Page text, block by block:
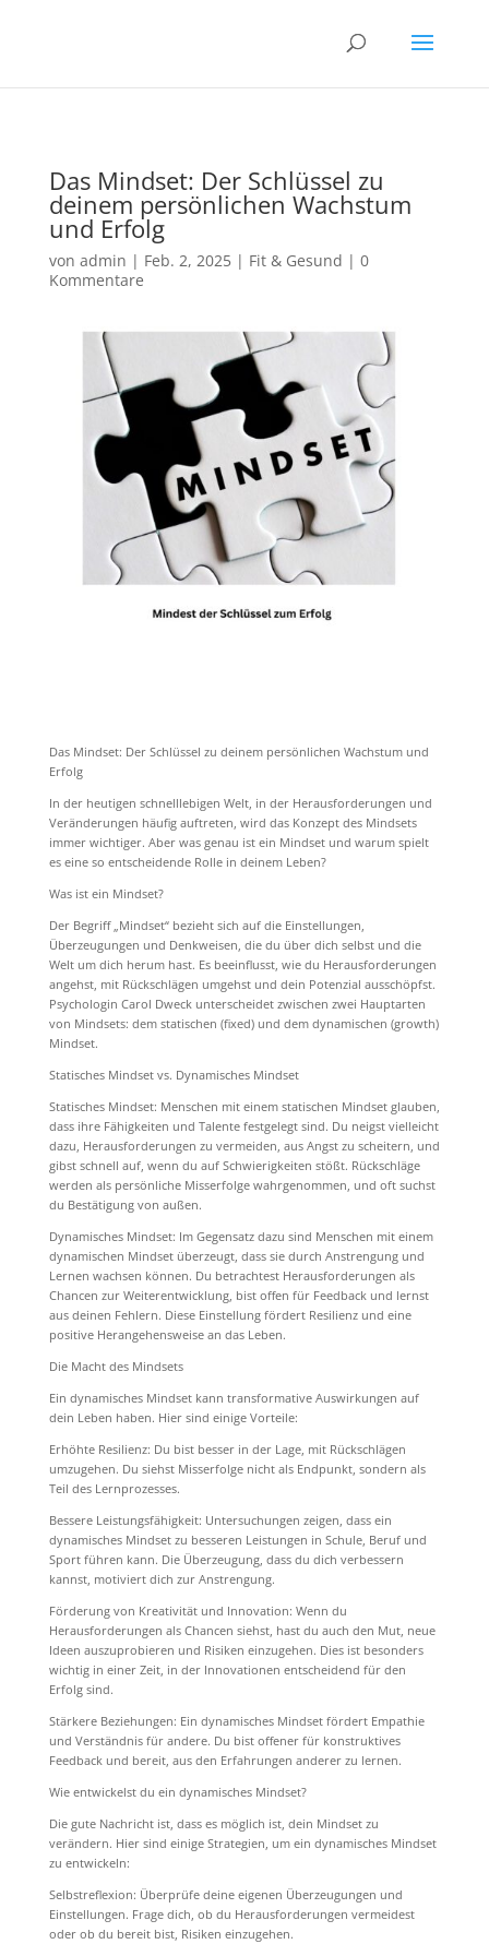
Das Mindset: Der Schlüssel zu
deinem persönlichen Wachstum
und Erfolg
von admin | Feb. 2, 2025| Fit & Gesund | 0
Kommentare
Das Mindset: Der Schlüssel zu deinem persönlichen Wachstum und
Erfolg
In der heutigen schnelllebigen Welt, in der Herausforderungen und
Veränderungen häufig auftreten, wird das Konzept des Mindsets
immer wichtiger. Aber was genau ist ein Mindset und warum spielt
es eine so entscheidende Rolle in deinem Leben?
Was ist ein Mindset?
Der Begriff „Mindset“ bezieht sich auf die Einstellungen,
Überzeugungen und Denkweisen, die du über dich selbst und die
Welt um dich herum hast. Es beeinflusst, wie du Herausforderungen
angehst, mit Rückschlägen umgehst und dein Potenzial ausschöpfst.
Psychologin Carol Dweck unterscheidet zwischen zwei Hauptarten
von Mindsets: dem statischen (fixed) und dem dynamischen (growth)
Mindset.
Statisches Mindset vs. Dynamisches Mindset
Statisches Mindset: Menschen mit einem statischen Mindset glauben,
dass ihre Fähigkeiten und Talente festgelegt sind. Du neigst vielleicht
dazu, Herausforderungen zu vermeiden, aus Angst zu scheitern, und
gibst schnell auf, wenn du auf Schwierigkeiten stößt. Rückschläge
werden als persönliche Misserfolge wahrgenommen, und oft suchst
du Bestätigung von außen.
Dynamisches Mindset: Im Gegensatz dazu sind Menschen mit einem
dynamischen Mindset überzeugt, dass sie durch Anstrengung und
Lernen wachsen können. Du betrachtest Herausforderungen als
Chancen zur Weiterentwicklung, bist offen für Feedback und lernst
aus deinen Fehlern. Diese Einstellung fördert Resilienz und eine
positive Herangehensweise an das Leben.
Die Macht des Mindsets
Ein dynamisches Mindset kann transformative Auswirkungen auf
dein Leben haben. Hier sind einige Vorteile:
Erhöhte Resilienz: Du bist besser in der Lage, mit Rückschlägen
umzugehen. Du siehst Misserfolge nicht als Endpunkt, sondern als
Teil des Lernprozesses.
Bessere Leistungsfähigkeit: Untersuchungen zeigen, dass ein
dynamisches Mindset zu besseren Leistungen in Schule, Beruf und
Sport führen kann. Die Überzeugung, dass du dich verbessern
kannst, motiviert dich zur Anstrengung.
Förderung von Kreativität und Innovation: Wenn du
Herausforderungen als Chancen siehst, hast du auch den Mut, neue
Ideen auszuprobieren und Risiken einzugehen. Dies ist besonders
wichtig in einer Zeit, in der Innovationen entscheidend für den
Erfolg sind.
Stärkere Beziehungen: Ein dynamisches Mindset fördert Empathie
und Verständnis für andere. Du bist offener für konstruktives
Feedback und bereit, aus den Erfahrungen anderer zu lernen.
Wie entwickelst du ein dynamisches Mindset?
Die gute Nachricht ist, dass es möglich ist, dein Mindset zu
verändern. Hier sind einige Strategien, um ein dynamisches Mindset
zu entwickeln:
Selbstreflexion: Überprüfe deine eigenen Überzeugungen und
Einstellungen. Frage dich, ob du Herausforderungen vermeidest
oder ob du bereit bist, Risiken einzugehen.